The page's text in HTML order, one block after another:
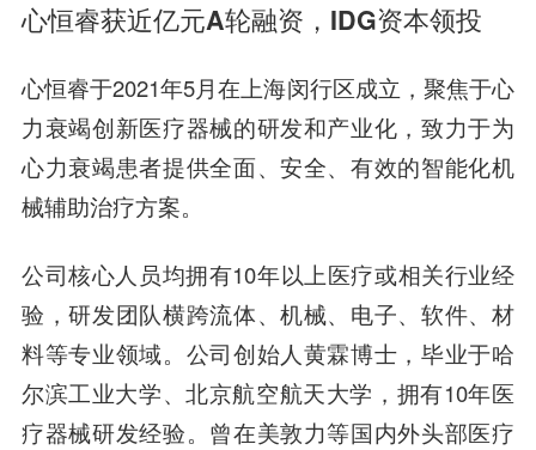
心恒睿获近亿元A轮融资，IDG资本领投
心恒睿于2021年5月在上海闵行区成立，聚焦于心
力衰竭创新医疗器械的研发和产业化，致力于为
心力衰竭患者提供全面、安全、有效的智能化机
械辅助治疗方案。
公司核心人员均拥有10年以上医疗或相关行业经
验，研发团队横跨流体、机械、电子、软件、材
料等专业领域。公司创始人黄霖博士，毕业于哈
尔滨工业大学、北京航空航天大学，拥有10年医
疗器械研发经验。曾在美敦力等国内外头部医疗